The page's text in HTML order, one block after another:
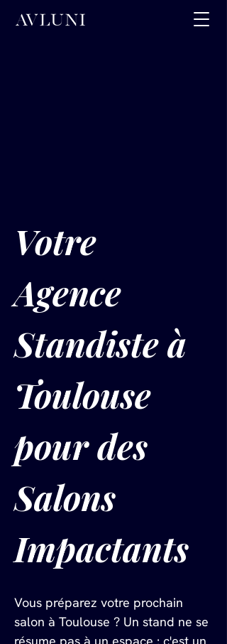
Votre
Agence
Standiste à
Toulouse
pour des
Salons
Impactants
Vous préparez votre prochain
salon à Toulouse ? Un stand ne se